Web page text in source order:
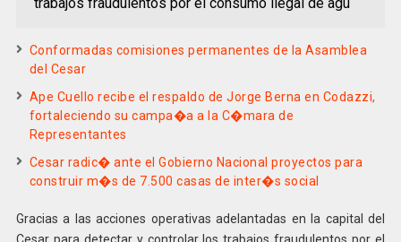
Conformadas comisiones permanentes de la Asamblea
del Cesar
Ape Cuello recibe el respaldo de Jorge Berna en Codazzi,
fortaleciendo su campa�a a la C�mara de
Representantes
Cesar radic� ante el Gobierno Nacional proyectos para
construir m�s de 7.500 casas de inter�s social
Gracias a las acciones operativas adelantadas en la capital del